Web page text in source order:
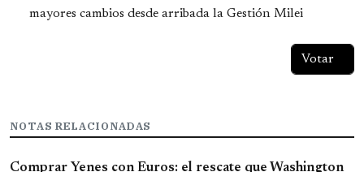
mayores cambios desde arribada la Gestión Milei
NOTAS RELACIONADAS
Comprar Yenes con Euros: el rescate que Washington